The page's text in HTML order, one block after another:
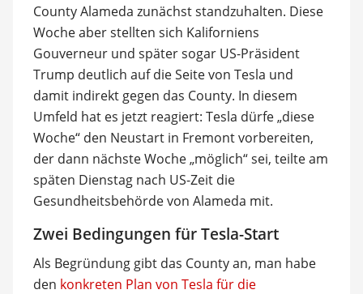
County Alameda zunächst standzuhalten. Diese
Woche aber stellten sich Kaliforniens
Gouverneur und später sogar US-Präsident
Trump deutlich auf die Seite von Tesla und
damit indirekt gegen das County. In diesem
Umfeld hat es jetzt reagiert: Tesla dürfe „diese
Woche“ den Neustart in Fremont vorbereiten,
der dann nächste Woche „möglich“ sei, teilte am
späten Dienstag nach US-Zeit die
Gesundheitsbehörde von Alameda mit.
Zwei Bedingungen für Tesla-Start
Als Begründung gibt das County an, man habe
den konkreten Plan von Tesla für die